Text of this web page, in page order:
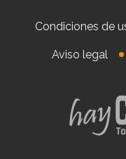
Condiciones de
Aviso legal